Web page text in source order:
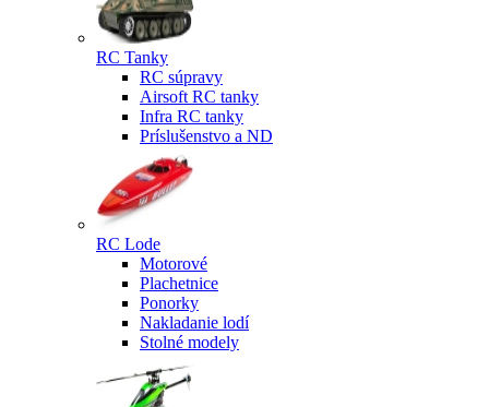
RC Tanky
RC súpravy
Airsoft RC tanky
Infra RC tanky
Príslušenstvo a ND
RC Lode
Motorové
Plachetnice
Ponorky
Nakladanie lodí
Stolné modely